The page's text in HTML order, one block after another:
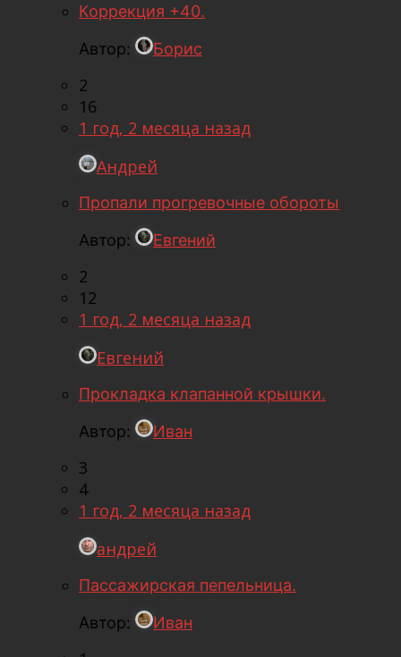
Коррекция +40.
Автор:
Борис
2
16
1 год, 2 месяца назад
Андрей
Пропали прогревочные обороты
Автор:
Евгений
2
12
1 год, 2 месяца назад
Евгений
Прокладка клапанной крышки.
Автор:
Иван
3
4
1 год, 2 месяца назад
андрей
Пассажирская пепельница.
Автор:
Иван